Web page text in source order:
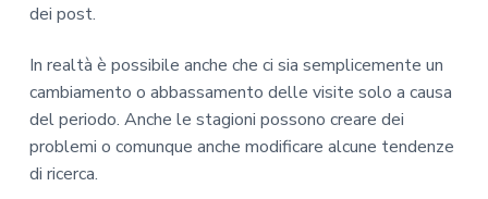
dei post.
In realtà è possibile anche che ci sia semplicemente un
cambiamento o abbassamento delle visite solo a causa
del periodo. Anche le stagioni possono creare dei
problemi o comunque anche modificare alcune tendenze
di ricerca.